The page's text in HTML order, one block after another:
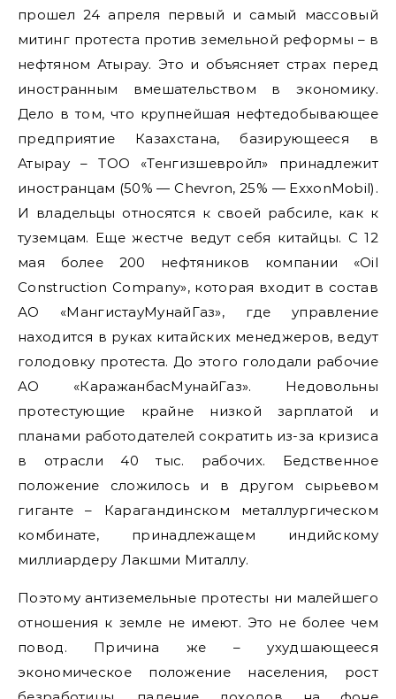
прошел 24 апреля первый и самый массовый
митинг протеста против земельной реформы – в
нефтяном Атырау. Это и объясняет страх перед
иностранным вмешательством в экономику.
Дело в том, что крупнейшая нефтедобывающее
предприятие Казахстана, базирующееся в
Атырау – ТОО «Тенгизшевройл» принадлежит
иностранцам (50% — Chevron, 25% — ExxonMobil).
И владельцы относятся к своей рабсиле, как к
туземцам. Еще жестче ведут себя китайцы. С 12
мая более 200 нефтяников компании «Oil
Construction Company», которая входит в состав
АО «МангистауМунайГаз», где управление
находится в руках китайских менеджеров, ведут
голодовку протеста. До этого голодали рабочие
АО «КаражанбасМунайГаз». Недовольны
протестующие крайне низкой зарплатой и
планами работодателей сократить из-за кризиса
в отрасли 40 тыс. рабочих. Бедственное
положение сложилось и в другом сырьевом
гиганте – Карагандинском металлургическом
комбинате, принадлежащем индийскому
миллиардеру Лакшми Миталлу.
Поэтому антиземельные протесты ни малейшего
отношения к земле не имеют. Это не более чем
повод. Причина же – ухудшающееся
экономическое положение населения, рост